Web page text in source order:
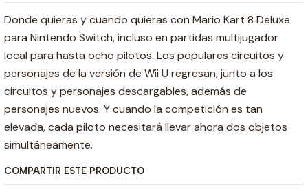
Donde quieras y cuando quieras con Mario Kart 8 Deluxe
para Nintendo Switch, incluso en partidas multijugador
local para hasta ocho pilotos. Los populares circuitos y
personajes de la versión de Wii U regresan, junto a los
circuitos y personajes descargables, además de
personajes nuevos. Y cuando la competición es tan
elevada, cada piloto necesitará llevar ahora dos objetos
simultáneamente.
COMPARTIR ESTE PRODUCTO